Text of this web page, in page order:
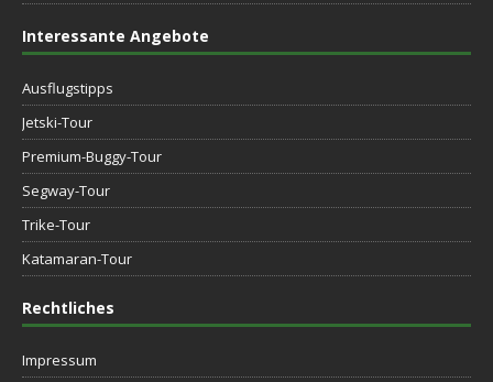
Interessante Angebote
Ausflugstipps
Jetski-Tour
Premium-Buggy-Tour
Segway-Tour
Trike-Tour
Katamaran-Tour
Rechtliches
Impressum